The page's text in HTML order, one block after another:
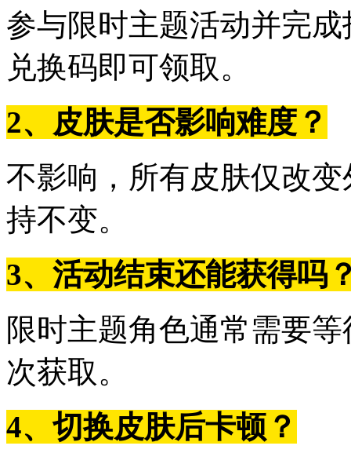
参与限时主题活动并完
兑换码即可领取。
2、皮肤是否影响难度？
不影响，所有皮肤仅改
持不变。
3、活动结束还能获得吗
限时主题角色通常需要
次获取。
4、切换皮肤后卡顿？